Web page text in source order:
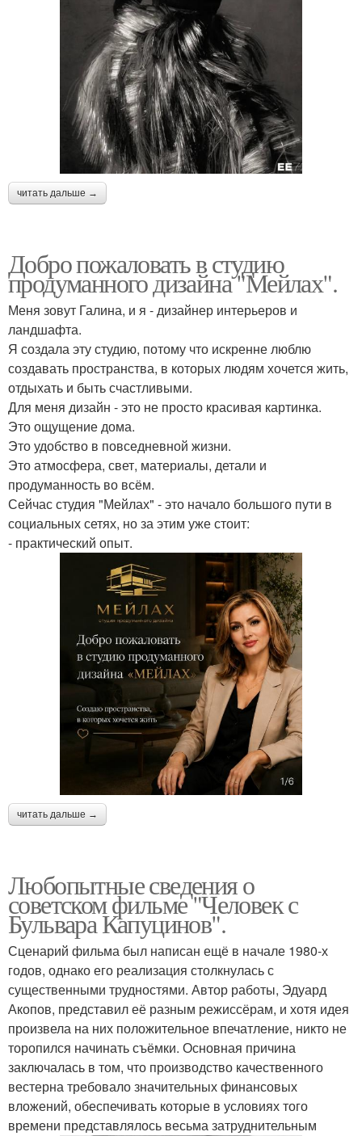
читать дальше →
Добро пожаловать в студию
продуманного дизайна "Мейлах".
Меня зовут Галина, и я - дизайнер интерьеров и
ландшафта.
Я создала эту студию, потому что искренне люблю
создавать пространства, в которых людям хочется жить,
отдыхать и быть счастливыми.
Для меня дизайн - это не просто красивая картинка.
Это ощущение дома.
Это удобство в повседневной жизни.
Это атмосфера, свет, материалы, детали и
продуманность во всём.
Сейчас студия "Мейлах" - это начало большого пути в
социальных сетях, но за этим уже стоит:
- практический опыт.
читать дальше →
Любопытные сведения о
советском фильме "Человек с
Бульвара Капуцинов".
Сценарий фильма был написан ещё в начале 1980-х
годов, однако его реализация столкнулась с
существенными трудностями. Автор работы, Эдуард
Акопов, представил её разным режиссёрам, и хотя идея
произвела на них положительное впечатление, никто не
торопился начинать съёмки. Основная причина
заключалась в том, что производство качественного
вестерна требовало значительных финансовых
вложений, обеспечивать которые в условиях того
времени представлялось весьма затруднительным